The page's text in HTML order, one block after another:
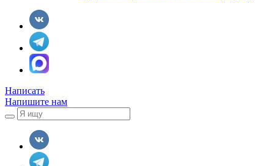
Написать
Напишите нам